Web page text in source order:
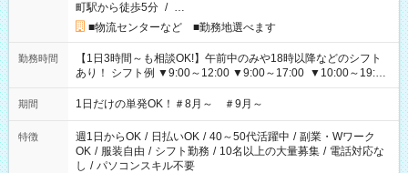
町駅から徒歩5分 / …
■物流センターなど ■勤務地選べます
勤務時間
【1日3時間～も相談OK!】午前中のみや18時以降などのシフト
あり！ シフト例 ▼9:00～12:00 ▼9:00～17:00 ▼10:00～19:00
▼18:00～21:00
期間 1日だけの単発OK！＃8月～ ＃9月～
特徴 週1日からOK / 日払いOK / 40～50代活躍中 / 副業・Wワーク
OK / 服装自由 / シフト勤務 / 10名以上の大量募集 / 電話対応な
し / パソコンスキル不要